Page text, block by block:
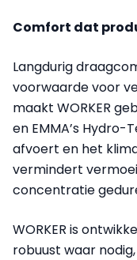
Comfort dat
Langdurig
voorwaarde voor
maakt WORKER
en EMMA’s
afvoert en het
vermindert
concentratie
WORKER is
robuust waar